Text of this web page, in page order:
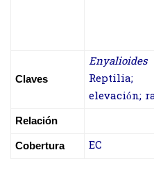
Claves
Enyalioides
Reptilia;
elevación;
Relación
Cobertura EC